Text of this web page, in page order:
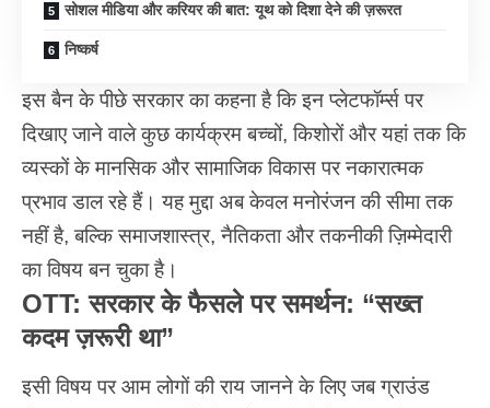
सोशल मीडिया और करियर की बात: यूथ को दिशा देने की ज़रूरत
निष्कर्ष
इस बैन के पीछे सरकार का कहना है कि इन प्लेटफॉर्म्स पर
दिखाए जाने वाले कुछ कार्यक्रम बच्चों, किशोरों और यहां तक कि
व्यस्कों के मानसिक और सामाजिक विकास पर नकारात्मक
प्रभाव डाल रहे हैं। यह मुद्दा अब केवल मनोरंजन की सीमा तक
नहीं है, बल्कि समाजशास्त्र, नैतिकता और तकनीकी ज़िम्मेदारी
का विषय बन चुका है।
OTT: सरकार के फैसले पर समर्थन: “सख्त
कदम ज़रूरी था”
इसी विषय पर आम लोगों की राय जानने के लिए जब ग्राउंड